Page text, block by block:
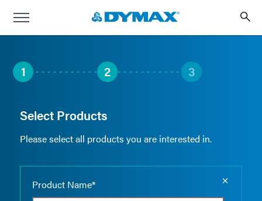
1 2 3
Select Products
Please select all products you are interested in.
Product Name*